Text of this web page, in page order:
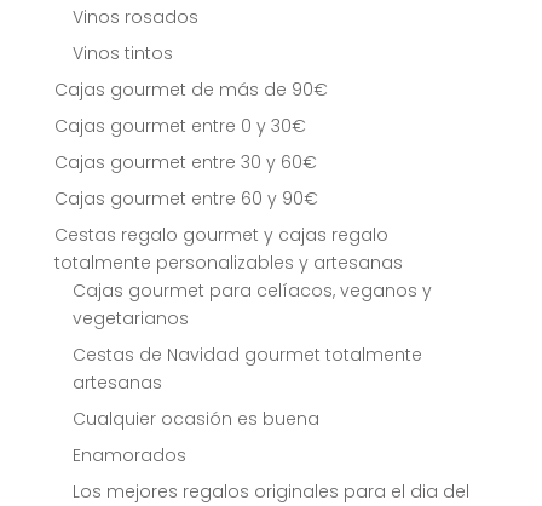
Vinos rosados
Vinos tintos
Cajas gourmet de más de 90€
Cajas gourmet entre 0 y 30€
Cajas gourmet entre 30 y 60€
Cajas gourmet entre 60 y 90€
Cestas regalo gourmet y cajas regalo
totalmente personalizables y artesanas
Cajas gourmet para celíacos, veganos y
vegetarianos
Cestas de Navidad gourmet totalmente
artesanas
Cualquier ocasión es buena
Enamorados
Los mejores regalos originales para el dia del